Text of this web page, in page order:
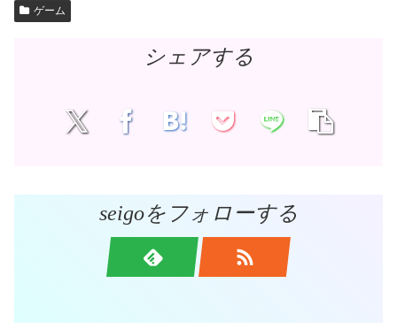
ゲーム
シェアする
seigoをフォローする